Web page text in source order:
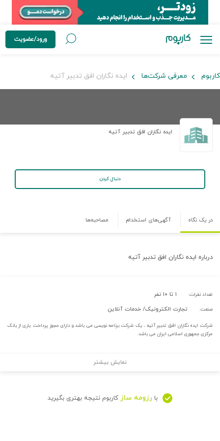
ورود/عضویت
کاربوم معرفی شرکت‌ها ایده نگاران افق تدبیر آتیه
ایده نگاران افق تدبیر آتیه
دنبال کردن
در یک نگاه آگهی‌های استخدام مصاحبه‌ها
درباره ایده نگاران افق تدبیر آتیه
تعداد نفرات: ۱ تا ۱۰ نفر
صنعت: تجارت الکترونیک/ خدمات آنلاین
شرکت ایده نگاران افق تدبیر آتیه ، یک شرکت برنامه نویسی می باشد و دارای مجوز پرداخت یاری از بانک
مرکزی جمهوری اسلامی ایران می باشد.
نمایش بیشتر
با رزومه ساز کاربوم نتیجه بهتری بگیرید